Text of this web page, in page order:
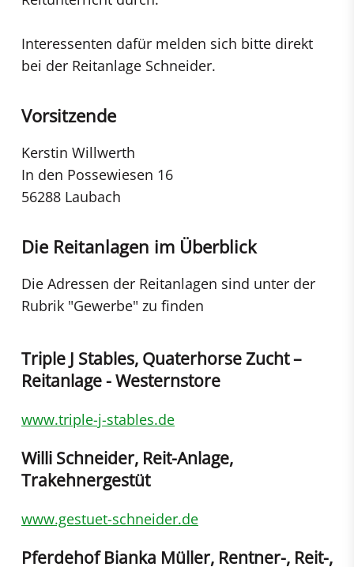
Interessenten dafür melden sich bitte direkt
bei der Reitanlage Schneider.
Vorsitzende
Kerstin Willwerth
In den Possewiesen 16
56288 Laubach
Die Reitanlagen im Überblick
Die Adressen der Reitanlagen sind unter der
Rubrik "Gewerbe" zu finden
Triple J Stables, Quaterhorse Zucht –
Reitanlage - Westernstore
www.triple-j-stables.de
Willi Schneider, Reit-Anlage,
Trakehnergestüt
www.gestuet-schneider.de
Pferdehof Bianka Müller, Rentner-, Reit-,